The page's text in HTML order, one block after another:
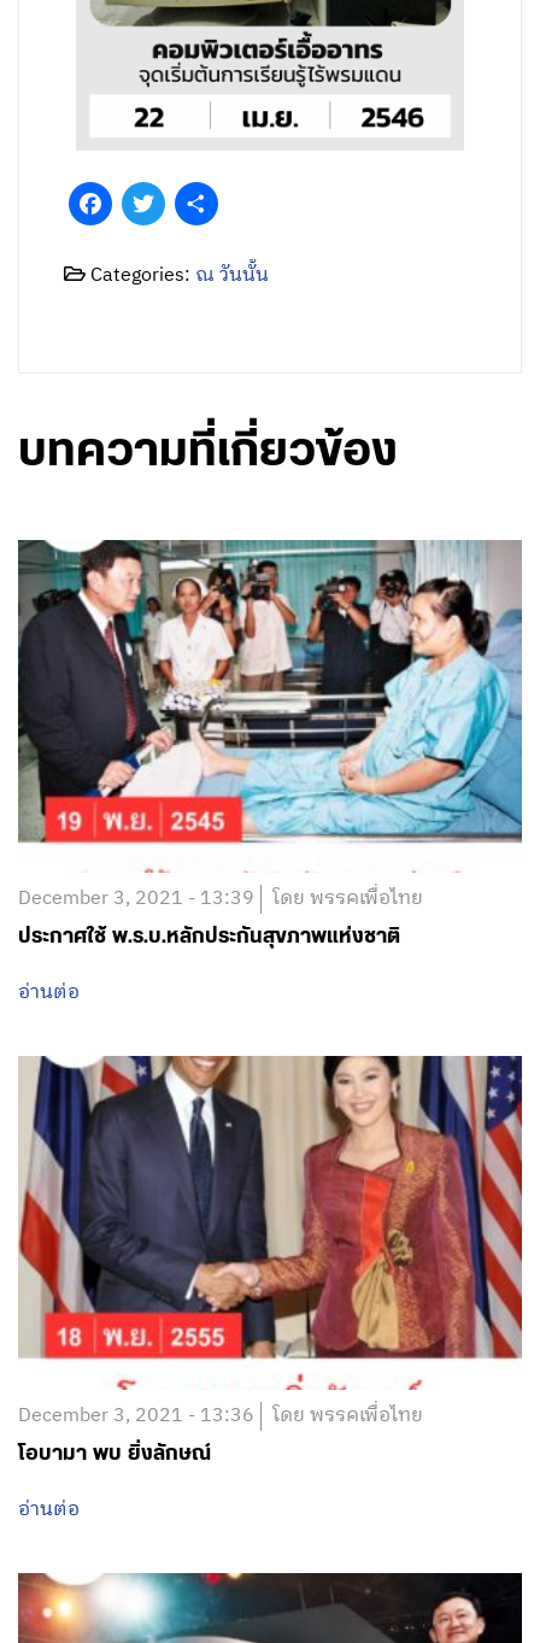
FacebookTwitter
Categories: ณ วันนั้น
บทความที่เกี่ยวข้อง
December 3, 2021 - 13:39 โดย พรรคเพื่อไทย
ประกาศใช้ พ.ร.บ.หลักประกันสุขภาพแห่งชาติ
อ่านต่อ
December 3, 2021 - 13:36 โดย พรรคเพื่อไทย
โอบามา พบ ยิ่งลักษณ์
อ่านต่อ